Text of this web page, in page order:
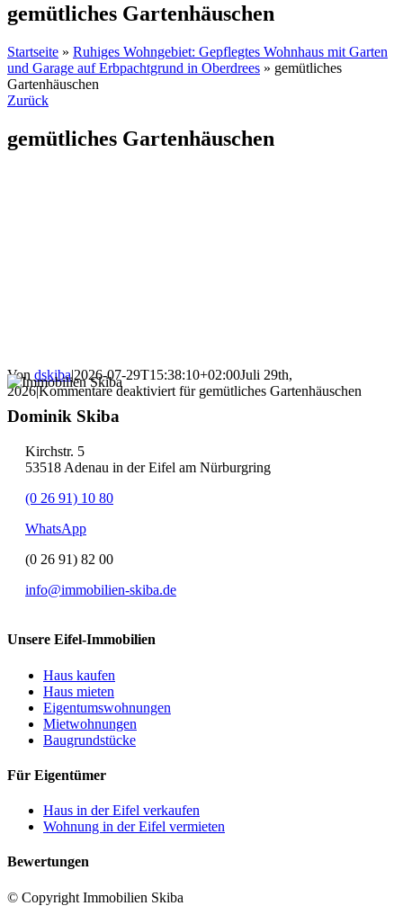
gemütliches Gartenhäuschen
Startseite » Ruhiges Wohngebiet: Gepflegtes Wohnhaus mit Garten
und Garage auf Erbpachtgrund in Oberdrees » gemütliches
Gartenhäuschen
Zurück
gemütliches Gartenhäuschen
Von dskiba|2026-07-29T15:38:10+02:00Juli 29th,
2026|Kommentare deaktiviert für gemütliches Gartenhäuschen
Dominik Skiba
Kirchstr. 5
53518 Adenau in der Eifel am Nürburgring
(0 26 91) 10 80
WhatsApp
(0 26 91) 82 00
info@immobilien-skiba.de
Unsere Eifel-Immobilien
Haus kaufen
Haus mieten
Eigentumswohnungen
Mietwohnungen
Baugrundstücke
Für Eigentümer
Haus in der Eifel verkaufen
Wohnung in der Eifel vermieten
Bewertungen
© Copyright Immobilien Skiba